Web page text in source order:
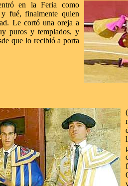
en la Feria como
fué, finalmente quien
Le cortó una oreja a
puros y templados, y
que lo recibió a porta